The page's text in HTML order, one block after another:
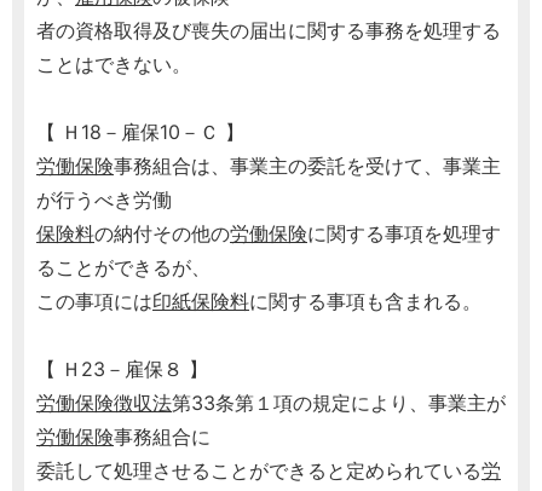
者の資格取得及び喪失の届出に関する事務を処理する
ことはできない。
【 Ｈ18－雇保10－Ｃ 】
労働保険事務組合は、事業主の委託を受けて、事業主
が行うべき労働
保険料の納付その他の労働保険に関する事項を処理す
ることができるが、
この事項には印紙保険料に関する事項も含まれる。
【 Ｈ23－雇保８ 】
労働保険徴収法第33条第１項の規定により、事業主が
労働保険事務組合に
委託して処理させることができると定められている労